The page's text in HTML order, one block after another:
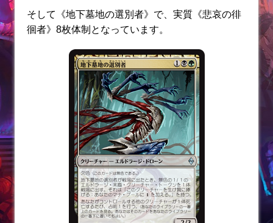
そして《地下墓地の選別者》で、実質《悲哀の徘
徊者》8枚体制となっています。